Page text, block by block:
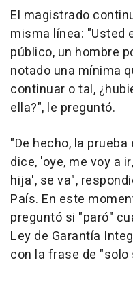
El magistrado
misma línea: "Usted
público, un hombre
notado una mínima
continuar o tal,
ella?", le preguntó.
"De hecho, la
dice, 'oye, me voy a
hija', se va",
País. En este
preguntó si "paró"
Ley de Garantía
con la frase de "solo